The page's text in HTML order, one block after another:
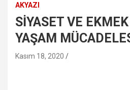
AKYAZI
SİYASET VE
YAŞAM
Kasım 18, 2020